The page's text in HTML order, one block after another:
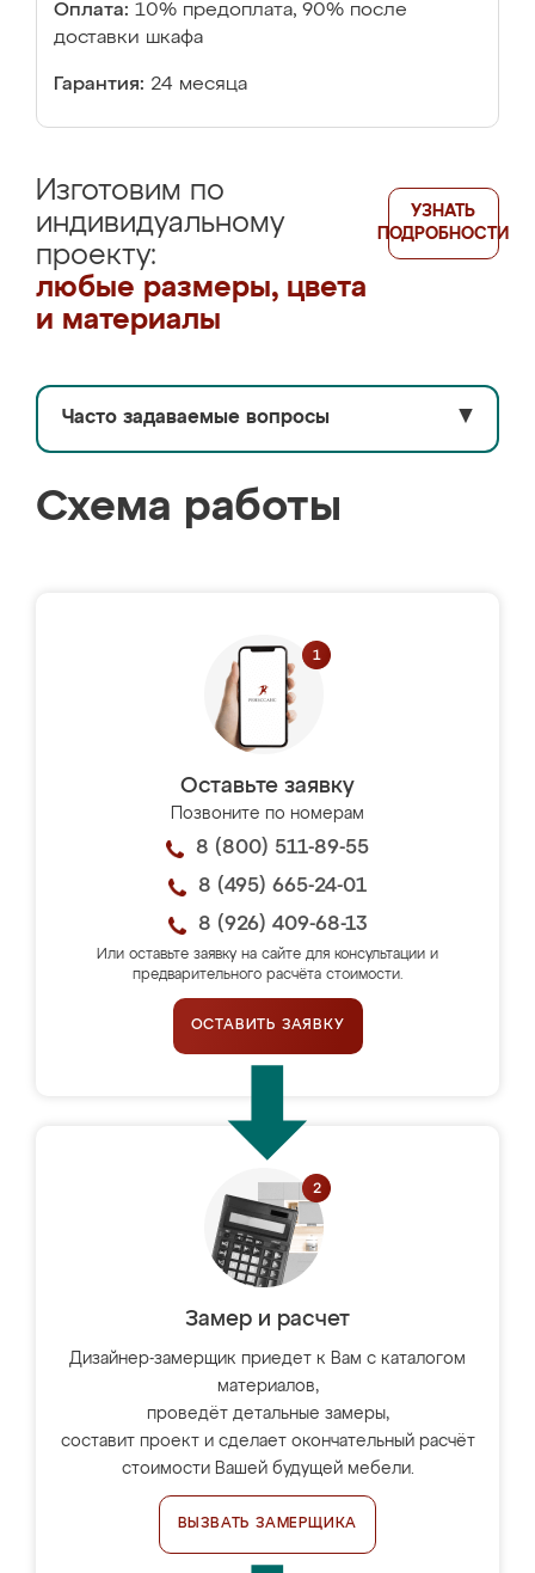
Оплата: 10% предоплата, 90% после
доставки шкафа
Гарантия: 24 месяца
Изготовим по
индивидуальному
проекту:
любые размеры, цвета
и материалы
УЗНАТЬ
ПОДРОБНОСТИ
Часто задаваемые вопросы ▼
Схема работы
Оставьте заявку
Позвоните по номерам
8 (800) 511-89-55
8 (495) 665-24-01
8 (926) 409-68-13
Или оставьте заявку на сайте для консультации и
предварительного расчёта стоимости.
ОСТАВИТЬ ЗАЯВКУ
Замер и расчет
Дизайнер-замерщик приедет к Вам с каталогом
материалов,
проведёт детальные замеры,
составит проект и сделает окончательный расчёт
стоимости Вашей будущей мебели.
ВЫЗВАТЬ ЗАМЕРЩИКА